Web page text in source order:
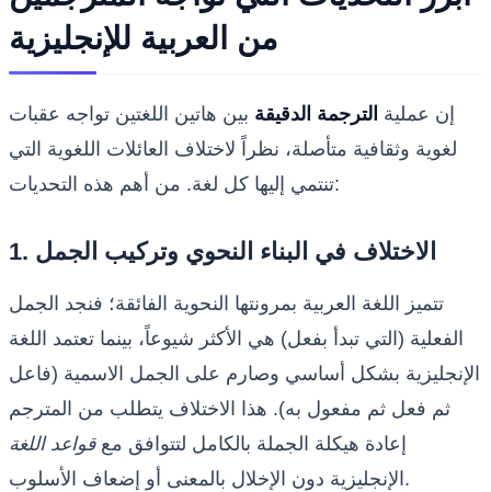
من العربية للإنجليزية
إن عملية الترجمة الدقيقة بين هاتين اللغتين تواجه عقبات
لغوية وثقافية متأصلة، نظراً لاختلاف العائلات اللغوية التي
تنتمي إليها كل لغة. من أهم هذه التحديات:
1. الاختلاف في البناء النحوي وتركيب الجمل
تتميز اللغة العربية بمرونتها النحوية الفائقة؛ فنجد الجمل
الفعلية (التي تبدأ بفعل) هي الأكثر شيوعاً، بينما تعتمد اللغة
الإنجليزية بشكل أساسي وصارم على الجمل الاسمية (فاعل
ثم فعل ثم مفعول به). هذا الاختلاف يتطلب من المترجم
إعادة هيكلة الجملة بالكامل لتتوافق معقواعد اللغة
الإنجليزية دون الإخلال بالمعنى أو إضعاف الأسلوب.